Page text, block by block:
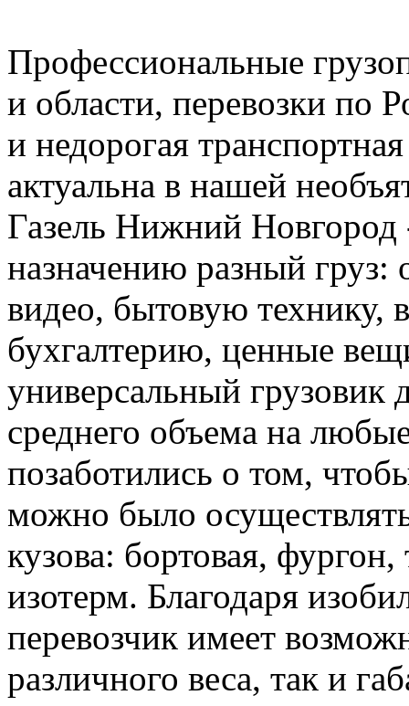
Профессиональные
и области, перевозки по
и недорогая
актуальна в нашей
Газель Нижний Новгород
назначению разный груз:
видео, бытовую технику,
бухгалтерию, ценные
универсальный грузовик
среднего объема на
позаботились о том,
можно было
кузова: бортовая,
изотерм. Благодаря
перевозчик имеет
различного веса, так и